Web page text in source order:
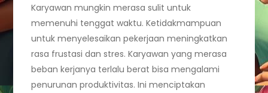
Karyawan mungkin merasa sulit untuk
memenuhi tenggat waktu. Ketidakmampuan
untuk menyelesaikan pekerjaan meningkatkan
rasa frustasi dan stres. Karyawan yang merasa
beban kerjanya terlalu berat bisa mengalami
penurunan produktivitas. Ini menciptakan